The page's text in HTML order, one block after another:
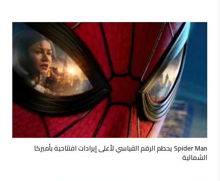
Spider Man يحطم الرقم القياسي لأعلى إيرادات افتتاحية بأميركا
الشمالية